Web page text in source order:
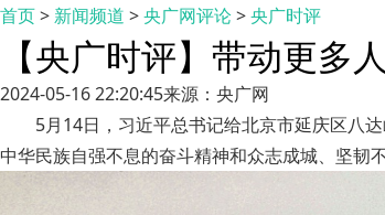
首页> 新闻频道 >央广网评论>央广时评
【央广时评】带动更
2024-05-16 22:20:45来源：央广网
5月14日，习近平总书记给北京市延庆区八
中华民族自强不息的奋斗精神和众志成城、坚韧